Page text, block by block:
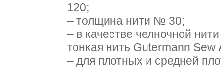
120;
– толщина нити № 30;
– в качестве челночной
тонкая нить Gutermann Sew
– для плотных и средней